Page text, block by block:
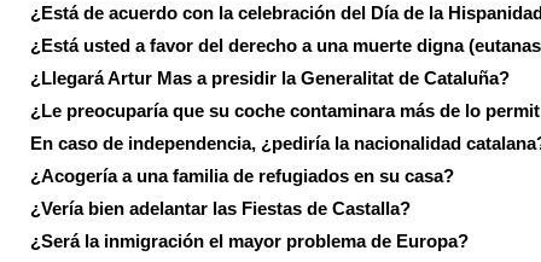
¿Está de acuerdo con la celebración del Día de la
¿Está usted a favor del derecho a una muerte digna
¿Llegará Artur Mas a presidir la Generalitat de Cataluña?
¿Le preocuparía que su coche contaminara más de lo
En caso de independencia, ¿pediría la nacionalidad
¿Acogería a una familia de refugiados en su casa?
¿Vería bien adelantar las Fiestas de Castalla?
¿Será la inmigración el mayor problema de Europa?